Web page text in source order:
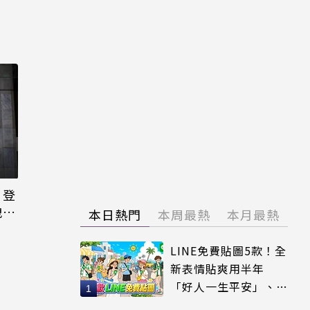
本日熱門 本周最熱 本月最熱
LINE免費貼圖5款！全
新表情貼爽用半年
「好人一生平安」、